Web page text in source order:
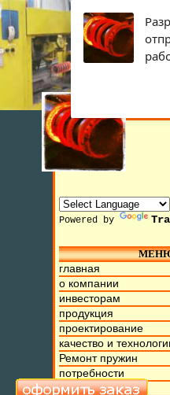
Powered by
главная
о компании
инвесторам
продукция
проектирование
качество и
Ремонт пружин
потребности
фото и видео
Июля 2015г. Мы